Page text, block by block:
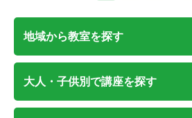
地域から教室を探す
大人・子供別で講座を探す